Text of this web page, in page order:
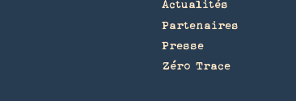
Actualités
Partenaires
Presse
Zéro Trace